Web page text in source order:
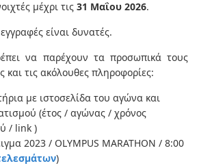
μέχρι τις 31 Μαΐου 2026.
είναι δυνατές.
να παρέχουν τα προσωπικά τους
και τις ακόλουθες πληροφορίες:
με ιστοσελίδα του αγώνα και
(έτος / αγώνας / χρόνος
/ link )
2023 / OLYMPUS MARATHON / 8:00
)